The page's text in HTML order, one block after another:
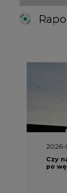
2026-
Czy
po